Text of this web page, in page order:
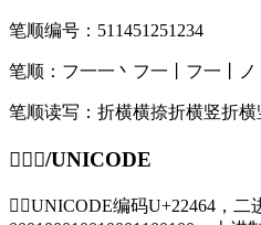
笔顺编号： 511451251234
笔顺： フ一一丶フ一丨フ一丨ノ
笔顺读写： 折横横捺折横竖折横
𢑤编码/UNICODE
𢑤字UNICODE编码U+22464，二